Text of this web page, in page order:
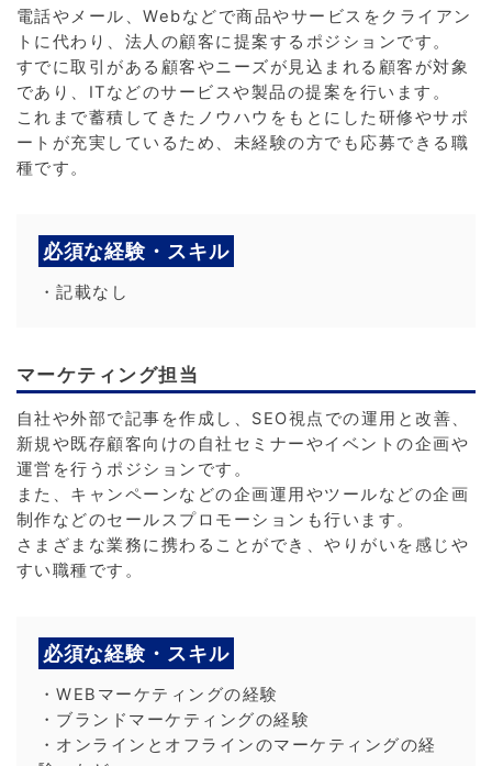
電話やメール、Webなどで商品やサービスをクライアン
トに代わり、法人の顧客に提案するポジションです。
すでに取引がある顧客やニーズが見込まれる顧客が対象
であり、ITなどのサービスや製品の提案を行います。
これまで蓄積してきたノウハウをもとにした研修やサポ
ートが充実しているため、未経験の方でも応募できる職
種です。
必須な経験・スキル
・記載なし
マーケティング担当
自社や外部で記事を作成し、SEO視点での運用と改善、
新規や既存顧客向けの自社セミナーやイベントの企画や
運営を行うポジションです。
また、キャンペーンなどの企画運用やツールなどの企画
制作などのセールスプロモーションも行います。
さまざまな業務に携わることができ、やりがいを感じや
すい職種です。
必須な経験・スキル
・WEBマーケティングの経験
・ブランドマーケティングの経験
・オンラインとオフラインのマーケティングの経